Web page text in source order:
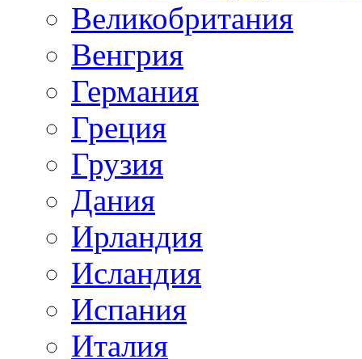
Великобритания
Венгрия
Германия
Греция
Грузия
Дания
Ирландия
Исландия
Испания
Италия